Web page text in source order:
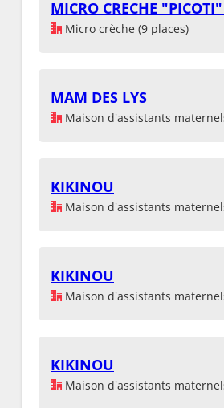
MICRO CRECHE
Micro crèche (9 places)
MAM DES LYS
Maison d'assistants
KIKINOU
Maison d'assistants
KIKINOU
Maison d'assistants
KIKINOU
Maison d'assistants